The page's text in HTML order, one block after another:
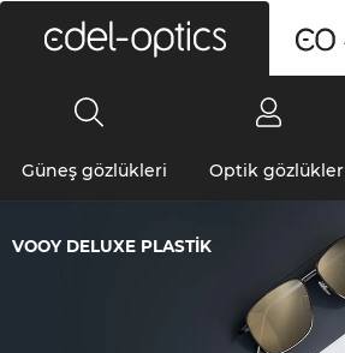
Güneş gözlükleri Optik gözlükler
VOOY DELUXE PLASTIK